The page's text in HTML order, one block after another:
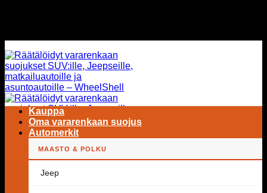
Hae:
Kauppa
Oma vararenkaan suojus
Automerkit
MAASTO & POLKU
Jeep